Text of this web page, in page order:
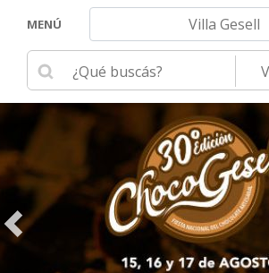
MENÚ Navegar hacia otra localidad
Ingrese su búsqueda